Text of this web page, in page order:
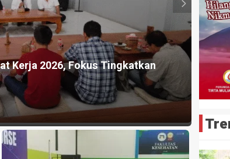
Bantuan Air Bersih untuk Warga
HEADLINE
4 jam